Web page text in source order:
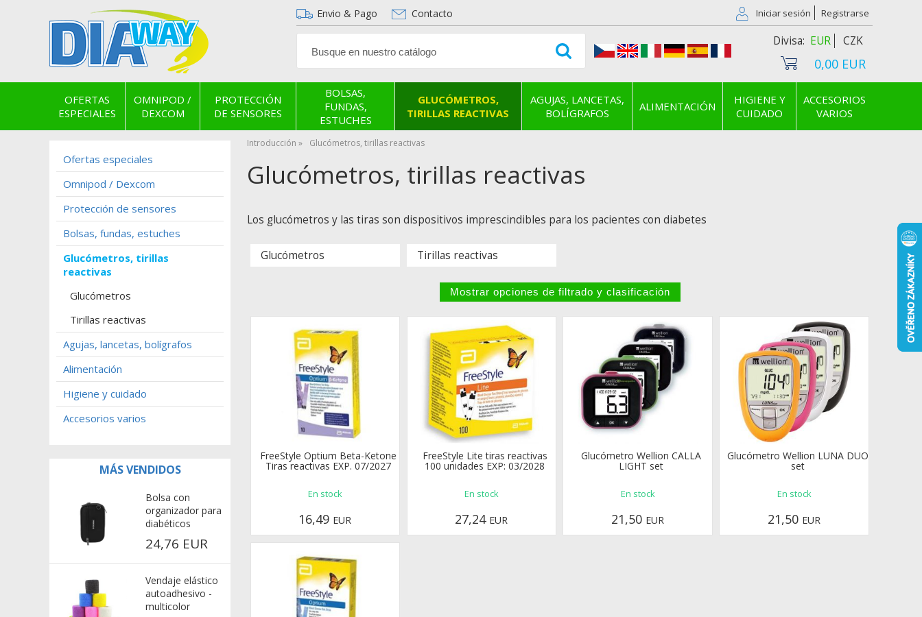
EUR CZK
Iniciar sesión Registrarse
Envio & Pago Contacto
0,00 EUR
OFERTAS
ESPECIALES
OMNIPOD /
DEXCOM
PROTECCIÓN
DE SENSORES
BOLSAS,
FUNDAS,
ESTUCHES
GLUCÓMETROS,
TIRILLAS REACTIVAS
AGUJAS, LANCETAS,
BOLÍGRAFOS
ALIMENTACIÓN
HIGIENE Y
CUIDADO
ACCESORIOS
VARIOS
Introducción Glucómetros, tirillas reactivas
Glucómetros, tirillas reactivas
Los glucómetros y las tiras son dispositivos imprescindibles para los pacientes con diabetes
Glucómetros Tirillas reactivas
FreeStyle Optium Beta-Ketone
Tiras reactivas EXP. 07/2027
En stock
16,49 EUR
FreeStyle Lite tiras reactivas
100 unidades EXP: 03/2028
En stock
27,24 EUR
Glucómetro Wellion CALLA
LIGHT set
En stock
21,50 EUR
Glucómetro Wellion LUNA DUO
set
En stock
21,50 EUR
Ofertas especiales
Omnipod / Dexcom
Protección de sensores
Bolsas, fundas, estuches
Glucómetros, tirillas
reactivas
Glucómetros
Tirillas reactivas
Agujas, lancetas, bolígrafos
Alimentación
Higiene y cuidado
Accesorios varios
MÁS VENDIDOS
Bolsa con
organizador para
diabéticos
COOLINGBAG
24,76 EUR
Vendaje elástico
autoadhesivo -
multicolor